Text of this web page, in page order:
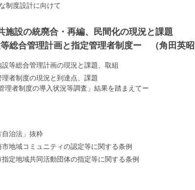
制度設計に向けて
設の統廃合・再編、民間化の現況と課題
総合管理計画と指定管理者制度ー
角田英昭
等総合管理計画の現況と課題、取組
者制度の現況と到達点、課題
理者制度の導入状況等調査」結果を踏まえてー
治法」抜粋
地域コミュニティの認定等に関する条例
定地域共同活動団体の指定等に関する条例